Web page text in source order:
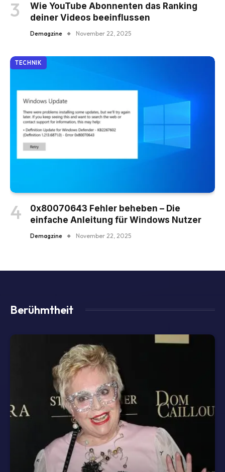
Wie YouTube Abonnenten das Ranking
deiner Videos beeinflussen
Demagzine November 22, 2025
TECHNIK
0x80070643 Fehler beheben – Die
einfache Anleitung für Windows Nutzer
Demagzine November 22, 2025
Berühmtheit